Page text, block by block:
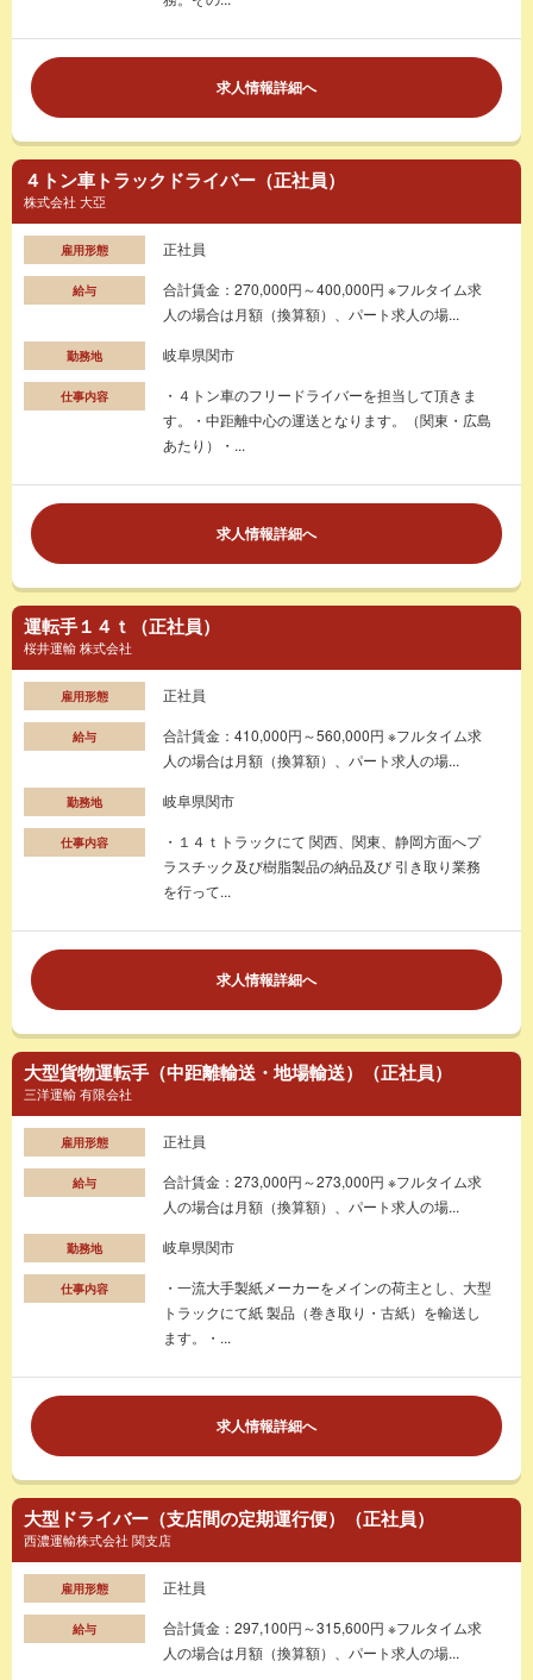
求人情報詳細へ
４トン車トラックドライバー（正社員）
株式会社 大亞
雇用形態 正社員
給与
合計賃金：270,000円～400,000円 ※フルタイム求
人の場合は月額（換算額）、パート求人の場...
勤務地 岐阜県関市
仕事内容
・４トン車のフリードライバーを担当して頂きま
す。・中距離中心の運送となります。（関東・広島
あたり）・...
求人情報詳細へ
運転手１４ｔ（正社員）
桜井運輸 株式会社
雇用形態 正社員
給与
合計賃金：410,000円～560,000円 ※フルタイム求
人の場合は月額（換算額）、パート求人の場...
勤務地 岐阜県関市
仕事内容
・１４ｔトラックにて 関西、関東、静岡方面へプ
ラスチック及び樹脂製品の納品及び 引き取り業務
を行って...
求人情報詳細へ
大型貨物運転手（中距離輸送・地場輸送）（正社員）
三洋運輸 有限会社
雇用形態 正社員
給与
合計賃金：273,000円～273,000円 ※フルタイム求
人の場合は月額（換算額）、パート求人の場...
勤務地 岐阜県関市
仕事内容
・一流大手製紙メーカーをメインの荷主とし、大型
トラックにて紙 製品（巻き取り・古紙）を輸送し
ます。・...
求人情報詳細へ
大型ドライバー（支店間の定期運行便）（正社員）
西濃運輸株式会社 関支店
雇用形態 正社員
給与
合計賃金：297,100円～315,600円 ※フルタイム求
人の場合は月額（換算額）、パート求人の場...